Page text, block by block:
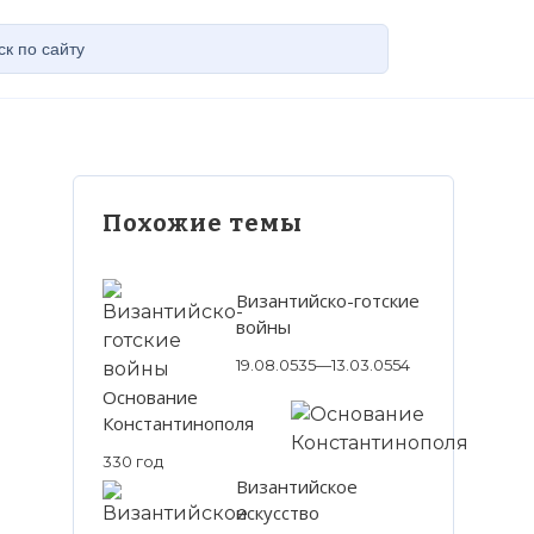
Похожие темы
Византийско-готские
войны
19.08.0535—13.03.0554
Основание
Константинополя
330 год
Византийское
искусство